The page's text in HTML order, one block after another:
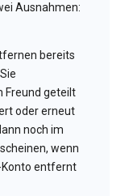
Ausnahmen:
bereits
Freund geteilt
oder erneut
noch im
wenn
Konto entfernt